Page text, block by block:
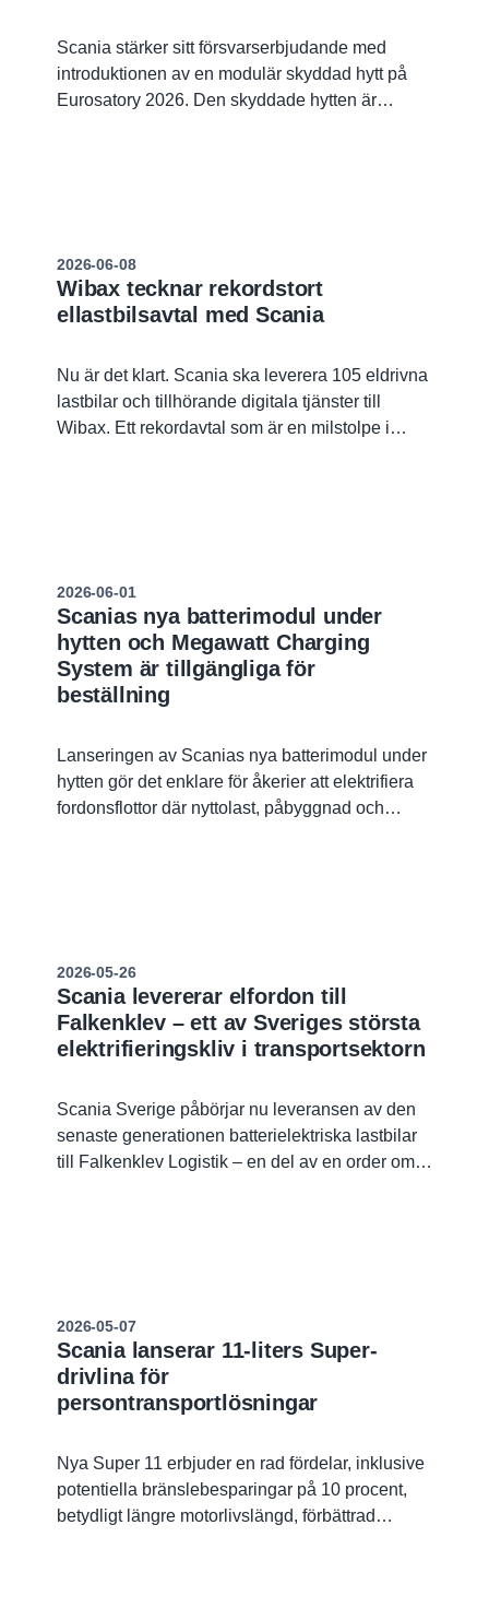
Scania stärker sitt försvarserbjudande med
introduktionen av en modulär skyddad hytt på
Eurosatory 2026. Den skyddade hytten är
2026-06-08
Wibax tecknar rekordstort
ellastbilsavtal med Scania
Nu är det klart. Scania ska leverera 105 eldrivna
lastbilar och tillhörande digitala tjänster till
Wibax. Ett rekordavtal som är en milstolpe i
2026-06-01
Scanias nya batterimodul under
hytten och Megawatt Charging
System är tillgängliga för
beställning
Lanseringen av Scanias nya batterimodul under
hytten gör det enklare för åkerier att elektrifiera
fordonsflottor där nyttolast, påbyggnad och
2026-05-26
Scania levererar elfordon till
Falkenklev – ett av Sveriges största
elektrifieringskliv i transportsektorn
Scania Sverige påbörjar nu leveransen av den
senaste generationen batterielektriska lastbilar
till Falkenklev Logistik – en del av en order om
2026-05-07
Scania lanserar 11-liters Super-
drivlina för
persontransportlösningar
Nya Super 11 erbjuder en rad fördelar, inklusive
potentiella bränslebesparingar på 10 procent,
betydligt längre motorlivslängd, förbättrad